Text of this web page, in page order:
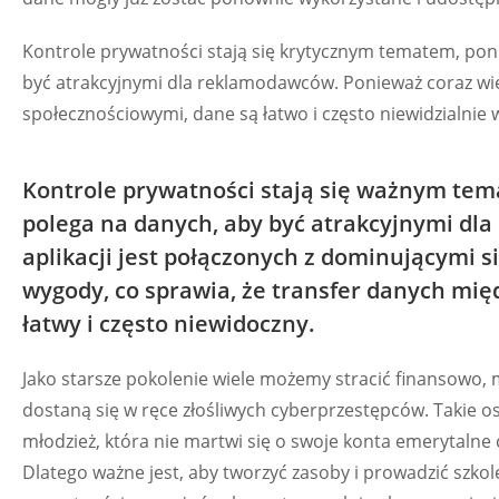
Kontrole prywatności stają się krytycznym tematem,
być atrakcyjnymi dla reklamodawców. Ponieważ coraz
społecznościowymi, dane są łatwo i często
Kontrole prywatności stają się ważnym
polega na danych, aby być atrakcyjnymi
aplikacji jest połączonych z dominującymi
wygody, co sprawia, że transfer danych
łatwy i często niewidoczny.
Jako starsze pokolenie wiele możemy stracić
dostaną się w ręce złośliwych cyberprzestępców. Takie
młodzież, która nie martwi się o swoje konta emerytalne
Dlatego ważne jest, aby tworzyć zasoby i prowadzić